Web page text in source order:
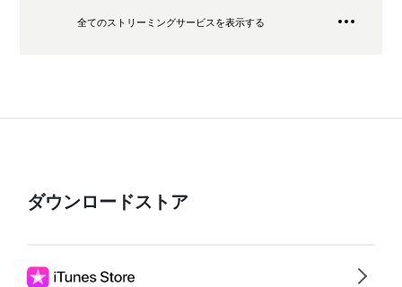
全てのストリーミングサービスを表示する
ダウンロードストア